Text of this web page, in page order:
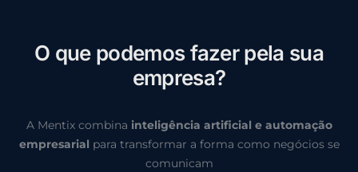
O que podemos fazer pela sua
empresa?
A Mentix combina inteligência artificial e automação
empresarial para transformar a forma como negócios se
comunicam